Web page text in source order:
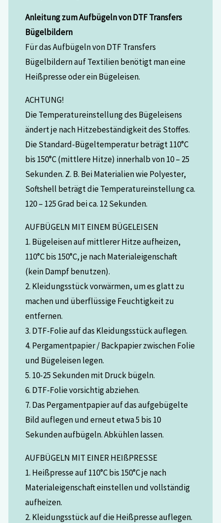
Anleitung zum Aufbügeln von DTF Transfers
Bügelbildern
Für das Aufbügeln von DTF Transfers
Bügelbildern auf Textilien benötigt man eine
Heißpresse oder ein Bügeleisen.
ACHTUNG!
Die Temperatureinstellung des Bügeleisens
ändert je nach Hitzebeständigkeit des Stoffes.
Die Standard-Bügeltemperatur beträgt 110°C
bis 150°C (mittlere Hitze) innerhalb von 10 – 25
Sekunden. Z. B. Bei Materialien wie Polyester,
Softshell beträgt die Temperatureinstellung ca.
120 – 125 Grad bei ca. 12 Sekunden.
AUFBÜGELN MIT EINEM BÜGELEISEN
1. Bügeleisen auf mittlerer Hitze aufheizen,
110°C bis 150°C, je nach Materialeigenschaft
(kein Dampf benutzen).
2. Kleidungsstück vorwärmen, um es glatt zu
machen und überflüssige Feuchtigkeit zu
entfernen.
3. DTF-Folie auf das Kleidungsstück auflegen.
4. Pergamentpapier / Backpapier zwischen Folie
und Bügeleisen legen.
5. 10-25 Sekunden mit Druck bügeln.
6. DTF-Folie vorsichtig abziehen.
7. Das Pergamentpapier auf das aufgebügelte
Bild auflegen und erneut etwa 5 bis 10
Sekunden aufbügeln. Abkühlen lassen.
AUFBÜGELN MIT EINER HEIßPRESSE
1. Heißpresse auf 110°C bis 150°C je nach
Materialeigenschaft einstellen und vollständig
aufheizen.
2. Kleidungsstück auf die Heißpresse auflegen.